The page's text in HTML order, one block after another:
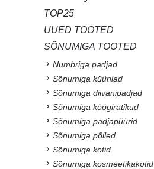
TOP25
UUED TOOTED
SÕNUMIGA TOOTED
Numbriga padjad
Sõnumiga küünlad
Sõnumiga diivanipadjad
Sõnumiga köögirätikud
Sõnumiga padjapüürid
Sõnumiga põlled
Sõnumiga kotid
Sõnumiga kosmeetikakotid